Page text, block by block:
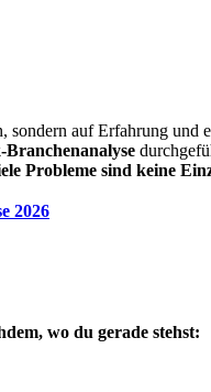
sondern auf Erfahrung und
Probleme sind keine
2026
wo du gerade stehst: